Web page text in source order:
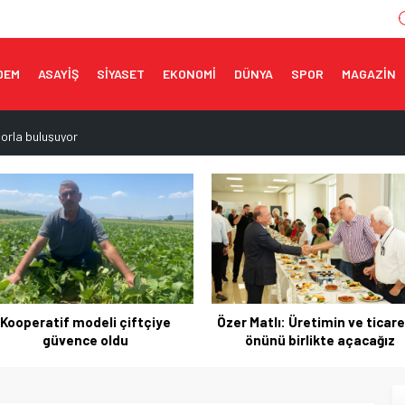
ASAYİŞ SİYASET EKONOMİ DÜNYA SPOR MAGAZİN
buluşuyor
sorunu çözülüyor
3,6 milyar dolara ulaştı
tescil
Matlı: Üretimin ve ticaretin
önünü birlikte açacağız
UİB’den Temmuzda 3,9
dolarlık ihracat